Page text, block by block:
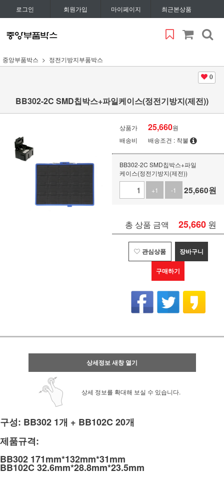
로그인 회원가입 마이페이지 최근본상품
중앙부품박스 정전기방지부품박스
0
BB302-2C SMD칩박스+파일케이스(정전기방지(제전))
상품가 25,660원
배송비
배송조건 : 착불
BB302-2C SMD칩박스+파일
케이스(정전기방지(제전))
+1
-1 25,660원
총 상품 금액 25,660 원
관심상품 장바구니
구매하기
상세정보 새창 열기
상세 정보를 확대해 보실 수 있습니다.
구성: BB302 1개 + BB102C 20개
제품규격:
BB302 171mm*132mm*31mm
BB102C 32.6mm*28.8mm*23.5mm